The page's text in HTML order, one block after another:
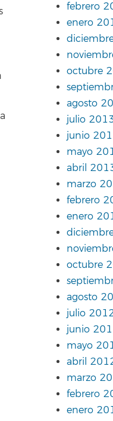
febrero
enero
octubre
agosto
julio
junio
mayo
abril
marzo
febrero
enero
octubre
agosto
julio
junio
mayo
abril
marzo
febrero
enero